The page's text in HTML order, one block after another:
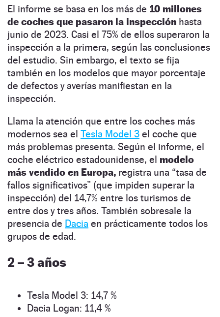
El informe se basa en los más de 10 millones
de coches que pasaron la inspección hasta
junio de 2023. Casi el 75% de ellos superaron la
inspección a la primera, según las conclusiones
del estudio. Sin embargo, el texto se fija
también en los modelos que mayor porcentaje
de defectos y averías manifiestan en la
inspección.
Llama la atención que entre los coches más
modernos sea el Tesla Model 3 el coche que
más problemas presenta. Según el informe, el
coche eléctrico estadounidense, el modelo
más vendido en Europa, registra una “tasa de
fallos significativos” (que impiden superar la
inspección) del 14,7% entre los turismos de
entre dos y tres años. También sobresale la
presencia de Dacia en prácticamente todos los
grupos de edad.
2 – 3 años
Tesla Model 3: 14,7 %
Dacia Logan: 11,4 %